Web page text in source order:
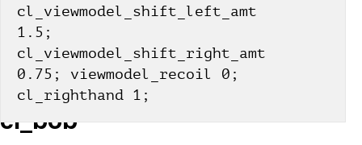
cl_viewmodel_shift_left_amt
1.5;
cl_viewmodel_shift_right_amt
0.75; viewmodel_recoil 0;
cl_righthand 1;
cl_bob